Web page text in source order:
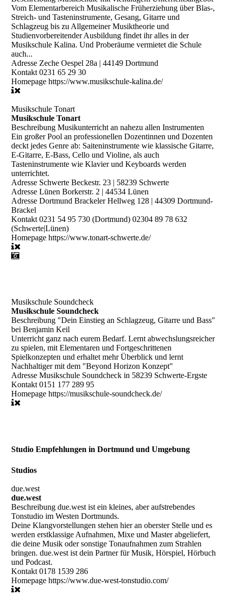
Vom Elementarbereich Musikalische Früherziehung über Blas-,
Streich- und Tasteninstrumente, Gesang, Gitarre und
Schlagzeug bis zu Allgemeiner Musiktheorie und
Studienvorbereitender Ausbildung findet ihr alles in der
Musikschule Kalina. Und Proberäume vermietet die Schule
auch...
Adresse Zeche Oespel 28a | 44149 Dortmund
Kontakt0231 65 29 30
Homepagehttps://www.musikschule-kalina.de/
Musikschule Tonart
Musikschule Tonart
BeschreibungMusikunterricht an nahezu allen Instrumenten
Ein großer Pool an professionellen Dozentinnen und Dozenten
deckt jedes Genre ab: Saiteninstrumente wie klassische Gitarre,
E-Gitarre, E-Bass, Cello und Violine, als auch
Tasteninstrumente wie Klavier und Keyboards werden
unterrichtet.
Adresse SchwerteBeckestr. 23 | 58239 Schwerte
Adresse LünenBorkerstr. 2 | 44534 Lünen
Adresse DortmundBrackeler Hellweg 128 | 44309 Dortmund-
Brackel
Kontakt0231 54 95 730 (Dortmund) 02304 89 78 632
(Schwerte|Lünen)
Homepagehttps://www.tonart-schwerte.de/
Musikschule Soundcheck
Musikschule Soundcheck
Beschreibung "Dein Einstieg an Schlagzeug, Gitarre und Bass"
bei Benjamin Keil
Unterricht ganz nach eurem Bedarf. Lernt abwechslungsreicher
zu spielen, mit Elementaren und Fortgeschrittenen
Spielkonzepten und erhaltet mehr Überblick und lernt
Nachhaltiger mit dem "Beyond Horizon Konzept"
AdresseMusikschule Soundcheck in 58239 Schwerte-Ergste
Kontakt0151 177 289 95
Homepagehttps://musikschule-soundcheck.de/
Studio Empfehlungen in Dortmund und Umgebung
Studios
due.west
due.west
Beschreibungdue.west ist ein kleines, aber aufstrebendes
Tonstudio im Westen Dortmunds.
Deine Klangvorstellungen stehen hier an oberster Stelle und es
werden erstklassige Aufnahmen, Mixe und Master abgeliefert,
die deine Musik oder sonstige Tonaufnahmen zum Strahlen
bringen. due.west ist dein Partner für Musik, Hörspiel, Hörbuch
und Podcast.
Kontakt0178 1539 286
Homepagehttps://www.due-west-tonstudio.com/